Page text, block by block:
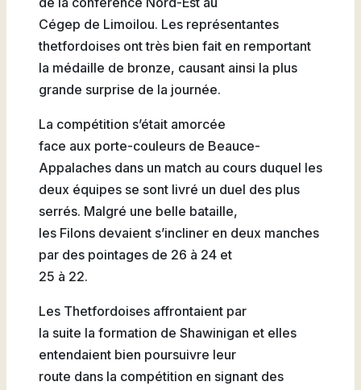
Natation
Flag
Football
Cégep de Limoilou. Les représentantes
thetfordoises ont très bien fait en remportant
la médaille de bronze, causant ainsi la plus
grande surprise de la journée.
La compétition s’était amorcée
face aux porte-couleurs de Beauce-
Appalaches dans un match au cours duquel les
deux équipes se sont livré un duel des plus
serrés. Malgré une belle bataille,
les Filons devaient s’incliner en deux manches
par des pointages de 26 à 24 et
25 à 22.
Les Thetfordoises affrontaient par
la suite la formation de Shawinigan et elles
entendaient bien poursuivre leur
route dans la compétition en signant des